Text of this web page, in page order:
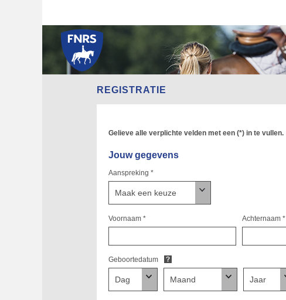
REGISTRATIE
Gelieve alle verplichte velden met een (*) in te vullen.
Jouw gegevens
Aanspreking *
Voornaam * Achternaam *
Geboortedatum